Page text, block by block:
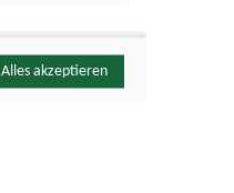
Alles akzeptieren